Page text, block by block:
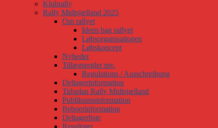
Klubrally
Rally Midtsjælland 2025
Om rallyet
Ideen bag rallyet
Løbsorganisationen
Løbskoncept
Nyheder
Tillægsregler mv.
Regulations / Ausschreibung
Deltagerinformation
Tidsplan Rally Midtsjælland
Publikumsinformation
Beboerinformation
Deltagerliste
Resultater